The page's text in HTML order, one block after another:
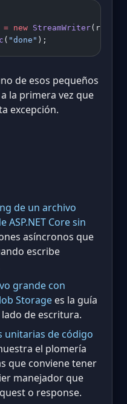
= new StreamWriter
( "done" );
de esos pequeños
la primera vez que
excepción.
de un archivo
Core sin
asíncronos que
escribe
grande con
Storage es la guía
de escritura.
unitarias de código
el plomería
que conviene tener
manejador que
o response.